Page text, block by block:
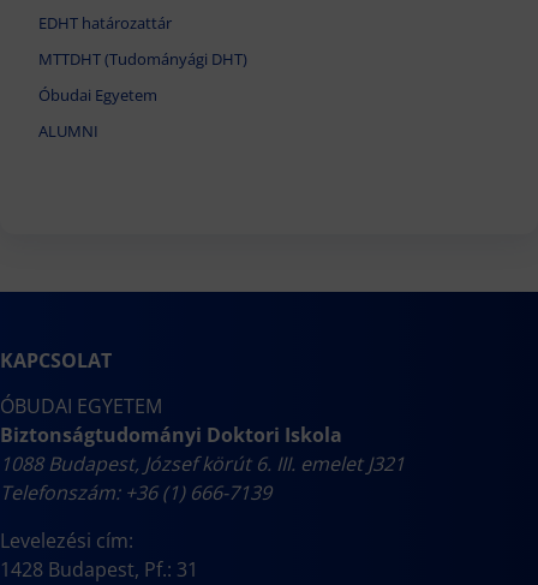
EDHT határozattár
MTTDHT (Tudományági DHT)
Óbudai Egyetem
ALUMNI
KAPCSOLAT
ÓBUDAI EGYETEM
Biztonságtudományi Doktori Iskola
1088 Budapest, József körút 6. III. emelet J321
Telefonszám: +36 (1) 666-7139
Levelezési cím:
1428 Budapest, Pf.: 31